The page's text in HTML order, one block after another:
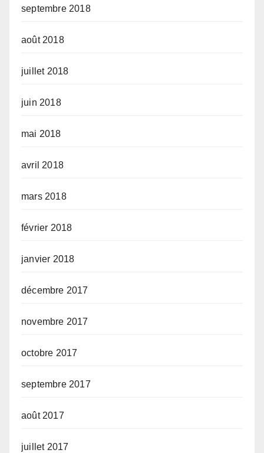
septembre 2018
août 2018
juillet 2018
juin 2018
mai 2018
avril 2018
mars 2018
février 2018
janvier 2018
décembre 2017
novembre 2017
octobre 2017
septembre 2017
août 2017
juillet 2017